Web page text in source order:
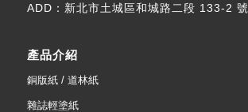
ADD： 新北市土城區和城路二段 133-2 號
產品介紹
銅版紙 / 道林紙
雜誌輕塗紙